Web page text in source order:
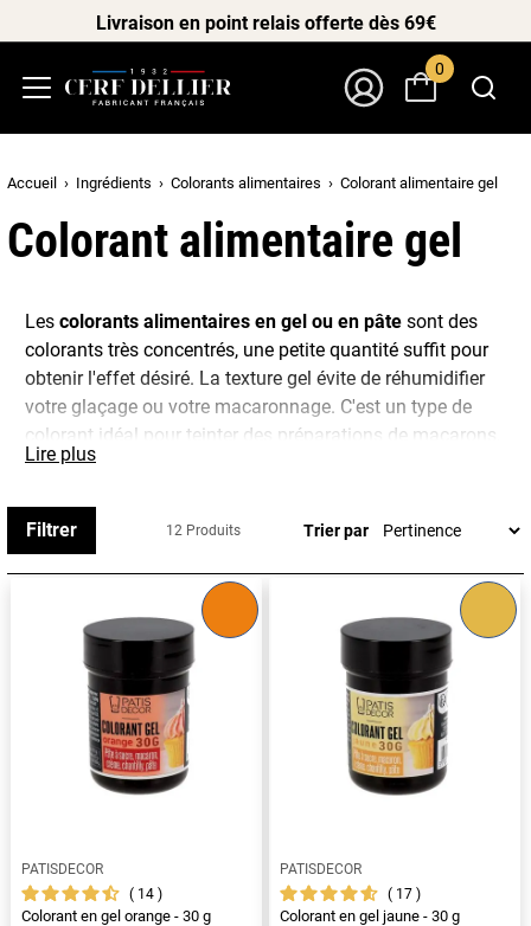
Livraison en point relais offerte dès 69€
0
Accueil Ingrédients Colorants alimentaires Colorant alimentaire gel
Colorant alimentaire gel
Les colorants alimentaires en gel ou en pâte sont des
colorants très concentrés, une petite quantité suffit pour
obtenir l'effet désiré. La texture gel évite de réhumidifier
votre glaçage ou votre macaronnage. C'est un type de
colorant idéal pour teinter des préparations de macarons,
de la pâte à sucre, de la pâte d’amande, de la crème au
La couleur de ces colorants résiste à la cuisson. Ils se
mélangent facilement, permettant de créer de nouvelles
teintes et nuances facilement !
Lire plus
12 Produits
Filtrer Trier par
PATISDECOR
14
Colorant en gel orange - 30 g
PATISDECOR
17
Colorant en gel jaune - 30 g